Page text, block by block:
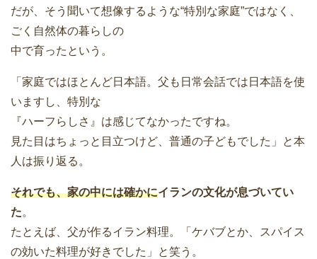
だが、そう聞いて想像するような“特別な家庭”ではなく、
ごく自然体の暮らしの
中で育ったという。
「家庭ではほとんど日本語。父も日常会話では日本語を使
いますし、特別な
『ハーフらしさ』は感じてなかったですね。
見た目はちょっと目立つけど、普通の子どもでした」と本
人は振り返る。
それでも、家の中には確かにイランの文化が息づいてい
た。
たとえば、父が作るイラン料理。「ケバブとか、スパイス
の効いた料理が好きでした」と笑う。